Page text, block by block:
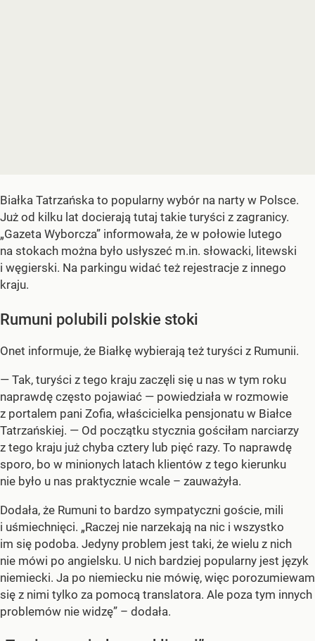
Białka Tatrzańska to popularny wybór na narty w Polsce.
Już od kilku lat docierają tutaj takie turyści z zagranicy.
„Gazeta Wyborcza” informowała, że w połowie lutego
na stokach można było usłyszeć m.in. słowacki, litewski
i węgierski. Na parkingu widać też rejestracje z innego
kraju.
Rumuni polubili polskie stoki
Onet informuje, że Białkę wybierają też turyści z Rumunii.
— Tak, turyści z tego kraju zaczęli się u nas w tym roku
naprawdę często pojawiać — powiedziała w rozmowie
z portalem pani Zofia, właścicielka pensjonatu w Białce
Tatrzańskiej. — Od początku stycznia gościłam narciarzy
z tego kraju już chyba cztery lub pięć razy. To naprawdę
sporo, bo w minionych latach klientów z tego kierunku
nie było u nas praktycznie wcale – zauważyła.
Dodała, że Rumuni to bardzo sympatyczni goście, mili
i uśmiechnięci. „Raczej nie narzekają na nic i wszystko
im się podoba. Jedyny problem jest taki, że wielu z nich
nie mówi po angielsku. U nich bardziej popularny jest język
niemiecki. Ja po niemiecku nie mówię, więc porozumiewam
się z nimi tylko za pomocą translatora. Ale poza tym innych
problemów nie widzę” – dodała.